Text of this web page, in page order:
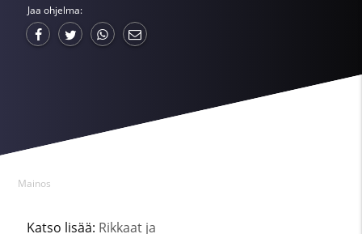
Jaa ohjelma:
Mainos
Katso lisää: Rikkaat ja